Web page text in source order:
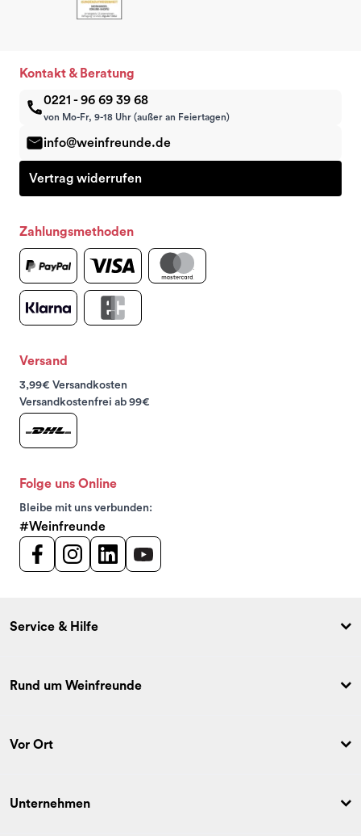
Kontakt & Beratung
0221 - 96 69 39 68
von Mo-Fr, 9-18 Uhr (außer an Feiertagen)
info@weinfreunde.de
Vertrag widerrufen
Zahlungsmethoden
Versand
3,99€ Versandkosten
Versandkostenfrei ab 99€
Folge uns Online
Bleibe mit uns verbunden:
#Weinfreunde
Service & Hilfe
Rund um Weinfreunde
Vor Ort
Unternehmen